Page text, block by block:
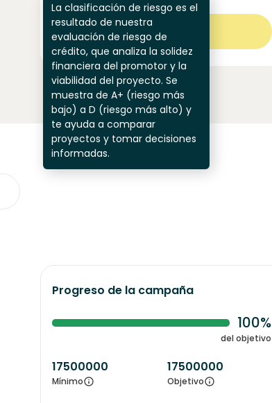
La clasificación de riesgo es el
resultado de nuestra
evaluación de riesgo de
crédito, que analiza la solidez
financiera del promotor y la
viabilidad del proyecto. Se
muestra de A+ (riesgo más
bajo) a D (riesgo más alto) y
te ayuda a comparar
proyectos y tomar decisiones
informadas.
Ver más
Progreso de la campaña
100%
del objetivo
17500000
Mínimo
17500000
Objetivo